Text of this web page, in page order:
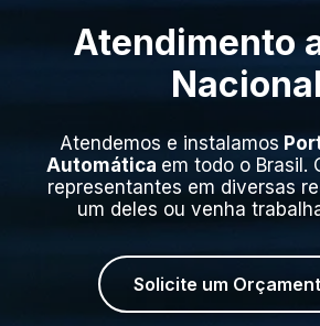
Atendimento
Nacional
Atendemos e instalamos
Automática em todo o Brasil.
representantes em diversas
um deles ou venha
Solicite um